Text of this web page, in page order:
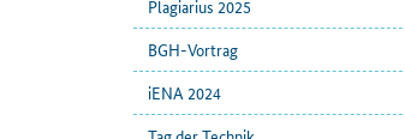
Plagiarius 2025
BGH-Vortrag
iENA 2024